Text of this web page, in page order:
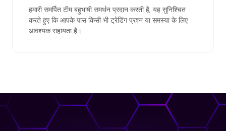
हमारी समर्पित टीम बहुभाषी समर्थन प्रदान करती है, यह सुनिश्चित
करते हुए कि आपके पास किसी भी ट्रेडिंग प्रश्न या समस्या के लिए
आवश्यक सहायता है।